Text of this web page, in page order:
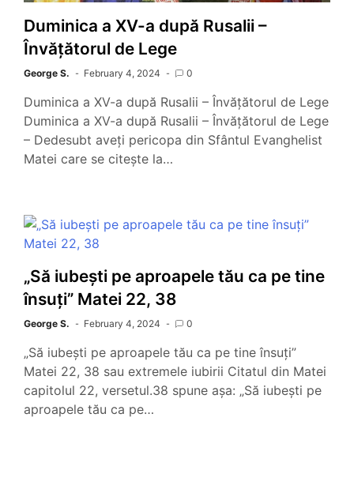
Duminica a XV-a după Rusalii –
Învățătorul de Lege
George S. February 4, 2024 0
Duminica a XV-a după Rusalii – Învățătorul de Lege
Duminica a XV-a după Rusalii – Învățătorul de Lege
– Dedesubt aveți pericopa din Sfântul Evanghelist
Matei care se citește la…
„Să iubești pe aproapele tău ca pe tine
însuți” Matei 22, 38
George S. February 4, 2024 0
„Să iubești pe aproapele tău ca pe tine însuți”
Matei 22, 38 sau extremele iubirii Citatul din Matei
capitolul 22, versetul.38 spune așa: „Să iubești pe
aproapele tău ca pe…